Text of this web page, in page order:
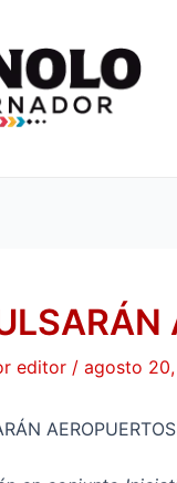
editor / agosto